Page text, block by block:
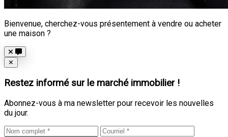
Bienvenue, cherchez-vous présentement à vendre ou acheter
une maison ?
Close
✕
Restez informé sur le marché immobilier !
Abonnez-vous à ma newsletter pour recevoir les nouvelles
du jour.